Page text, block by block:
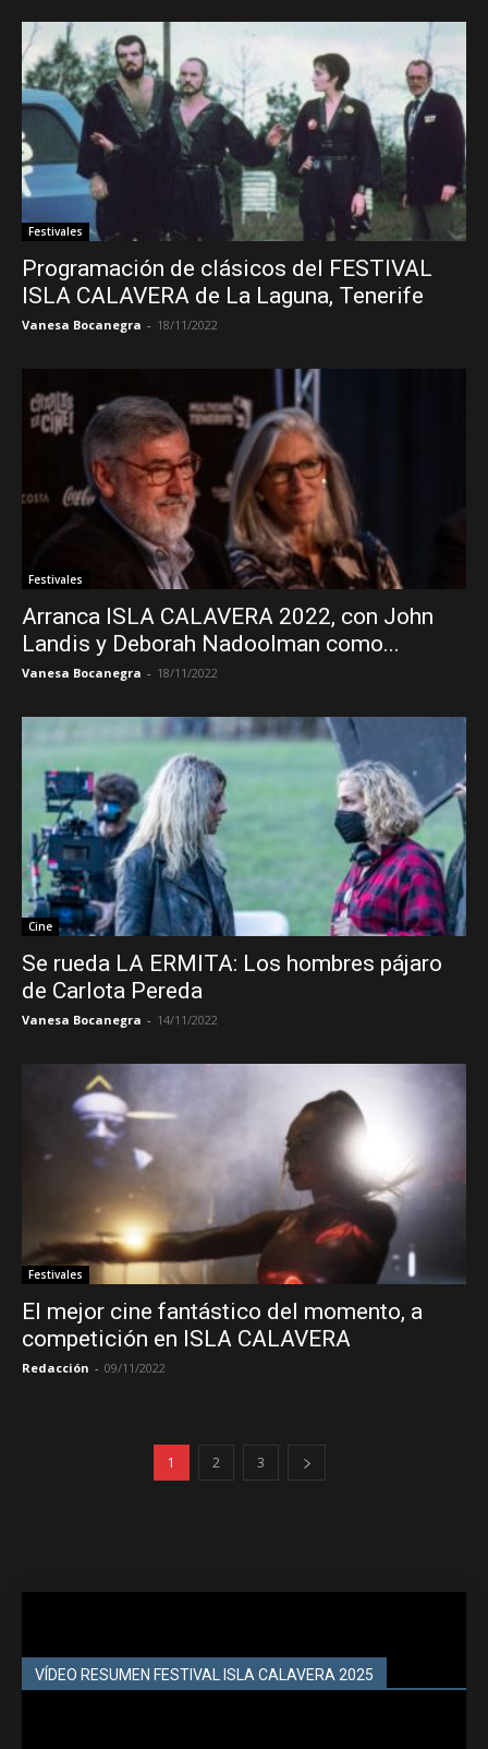
Festivales
Programación de clásicos del FESTIVAL
ISLA CALAVERA de La Laguna, Tenerife
Vanesa Bocanegra - 18/11/2022
Festivales
Arranca ISLA CALAVERA 2022, con John
Landis y Deborah Nadoolman como...
Vanesa Bocanegra - 18/11/2022
Cine
Se rueda LA ERMITA: Los hombres pájaro
de Carlota Pereda
Vanesa Bocanegra - 14/11/2022
Festivales
El mejor cine fantástico del momento, a
competición en ISLA CALAVERA
Redacción - 09/11/2022
1 2 3
VÍDEO RESUMEN FESTIVAL ISLA CALAVERA 2025